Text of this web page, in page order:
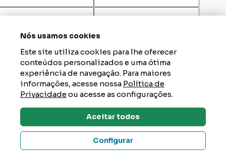
Dúvidas? Tire Aqui
Nós usamos cookies
Este site utiliza cookies para lhe oferecer
conteúdos personalizados e uma ótima
experiência de navegação. Para maiores
informações, acesse nossa Política de
Privacidadeou acesse as configurações.
Aceitar todos
Configurar